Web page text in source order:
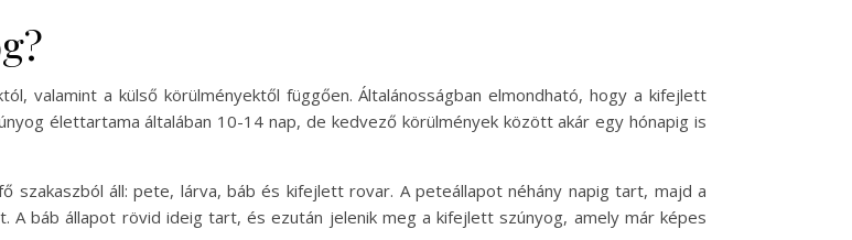
valamint a külső körülményektől függően. Általánosságban elmondható, hogy a kifejlett
élettartama általában 10-14 nap, de kedvező körülmények között akár egy hónapig is
szakaszból áll: pete, lárva, báb és kifejlett rovar. A peteállapot néhány napig tart, majd a
A báb állapot rövid ideig tart, és ezután jelenik meg a kifejlett szúnyog, amely már képes